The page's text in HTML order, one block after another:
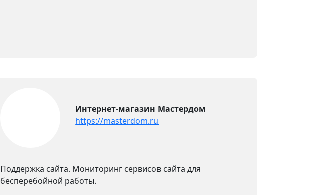
Интернет-магазин Мастердом
https://masterdom.ru
Поддержка сайта. Мониторинг сервисов сайта для
бесперебойной работы.